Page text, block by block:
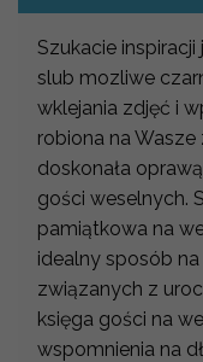
Szukacie
slub mozliwe
wklejania zdjęć i
robiona na
doskonała
gości weselnych.
pamiątkowa na
idealny sposób
związanych z
księga gości na
wspomnienia na